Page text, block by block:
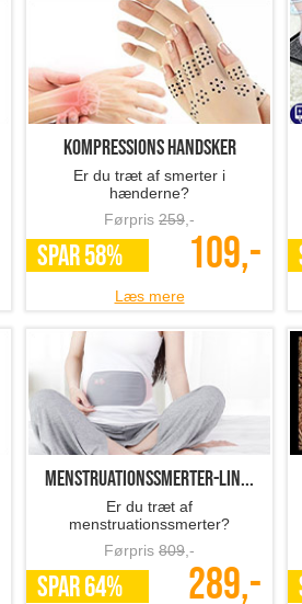
Kompressions handsker
Er du træt af smerter i
hænderne?
Førpris 259 ,-
SPAR 58% 109,-
Læs mere
Menstruationssmerter-lin...
Er du træt af
menstruationssmerter?
Førpris 809 ,-
SPAR 64% 289,-